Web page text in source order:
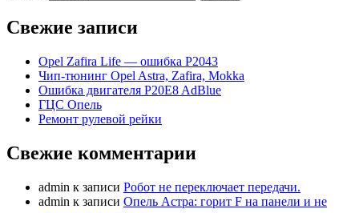
Свежие записи
Opel Zafira Life — ошибка P2043
Чип-тюнинг Opel Astra, Zafira, Mokka
Ошибка двигателя P20E8 AdBlue
ГЦС Опель
Ремонт рулевой рейки
Свежие комментарии
admin к записи Робот не переключает передачи.
admin к записи Опель Астра: горит F на панели и не